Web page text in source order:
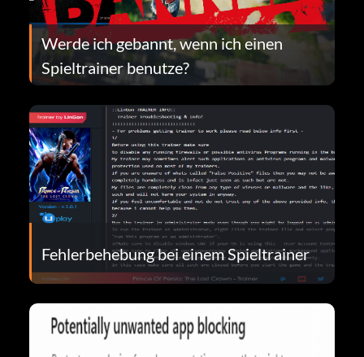
Werde ich gebannt, wenn ich einen
Spieltrainer benutze?
Fehlerbehebung bei einem Spieltrainer